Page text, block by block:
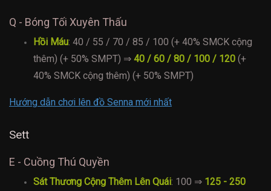
Q - Bóng Tối Xuyên Thấu
Hồi Máu: 40 / 55 / 70 / 85 / 100 (+ 40% SMCK cộng
thêm) (+ 50% SMPT) ⇒ 40 / 60 / 80 / 100 / 120 (+
40% SMCK cộng thêm) (+ 50% SMPT)
Hướng dẫn chơi lên đồ Senna mới nhất
Sett
E - Cuồng Thú Quyền
Sát Thương Cộng Thêm Lên Quái: 100 ⇒ 125 - 250